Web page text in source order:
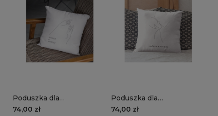
Poduszka dla
zakochanych | dotyk dłoni
74,00 zł
Poduszka dla
zakochanych | pocałunek
74,00 zł